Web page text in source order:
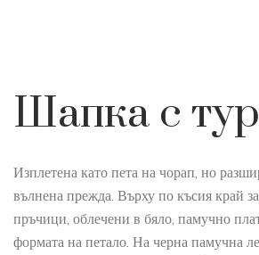
Шапка с
Изплетена като пета на чорап, но
вълнена прежда. Върху по късия край
пръчици, облечени в бяло, памучно
формата на петало. На черна памучна